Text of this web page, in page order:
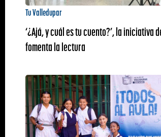
Tu Valledupar
‘¿Ajá, y cuál es tu cuento?’, la iniciativa
fomenta la lectura